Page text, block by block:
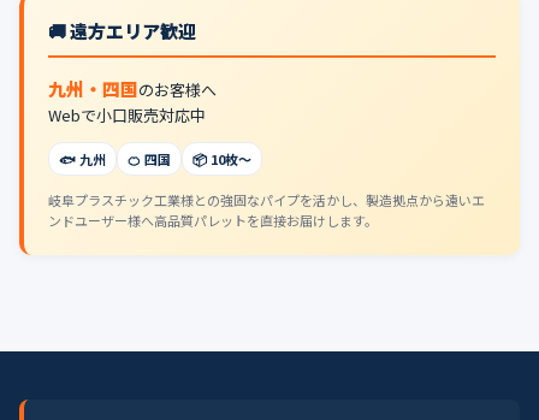
🚚 遠方エリア歓迎
九州・四国のお客様へ
Webで小口販売対応中
🐟 九州 🍊 四国 📦 10枚〜
岐阜プラスチック工業様との強固なパイプを活かし、製造拠点から遠いエ
ンドユーザー様へ高品質パレットを直接お届けします。